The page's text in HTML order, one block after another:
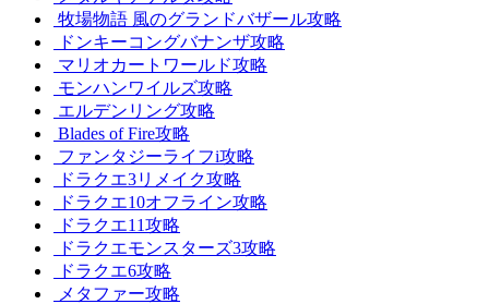
牧場物語 風のグランドバザール攻略
ドンキーコングバナンザ攻略
マリオカートワールド攻略
モンハンワイルズ攻略
エルデンリング攻略
Blades of Fire攻略
ファンタジーライフi攻略
ドラクエ3リメイク攻略
ドラクエ10オフライン攻略
ドラクエ11攻略
ドラクエモンスターズ3攻略
ドラクエ6攻略
メタファー攻略